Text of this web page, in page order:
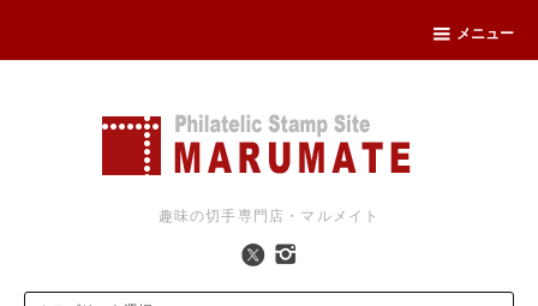
メニュー
趣味の切手専門店・マルメイト